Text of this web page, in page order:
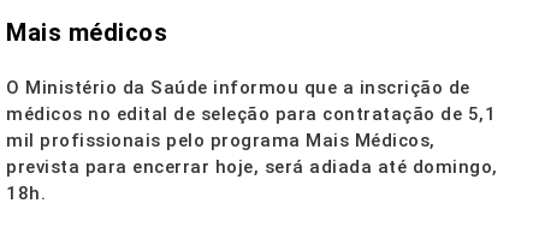
Mais médicos
O Ministério da Saúde informou que a inscrição de
médicos no edital de seleção para contratação de 5,1
mil profissionais pelo programa Mais Médicos,
prevista para encerrar hoje, será adiada até domingo,
18h.